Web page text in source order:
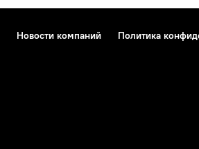
Новости компаний Политика